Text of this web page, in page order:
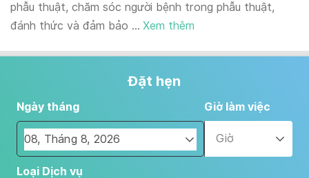
phẫu thuật, chăm sóc người bệnh trong phẫu thuật,
đánh thức và đảm bảo ... Xem thêm
Đặt hẹn
Ngày tháng
Navigate
forward
Giờ làm việc
Giờ
Loại Dịch vụ